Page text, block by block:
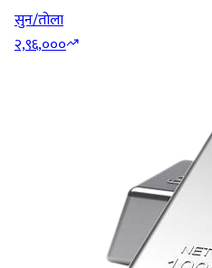
सुन/तोला
२,९६,०००